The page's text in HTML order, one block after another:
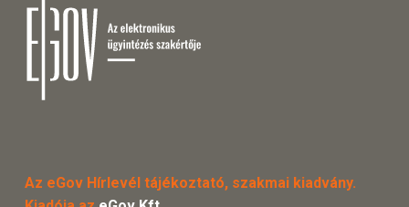
Az eGov Hírlevél tájékoztató, szakmai kiadvány.